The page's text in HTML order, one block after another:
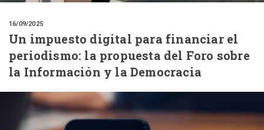
16/09/2025
Un impuesto digital para financiar el
periodismo: la propuesta del Foro sobre
la Información y la Democracia